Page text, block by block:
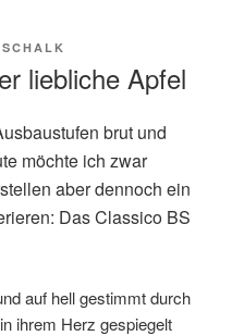
liebliche Apfel
brut und
möchte ich zwar
aber dennoch ein
: Das Classico BS
auf hell gestimmt durch
ihrem Herz gespiegelt